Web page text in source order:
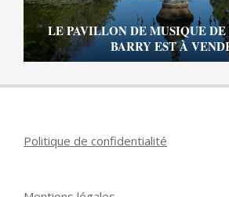
LE PAVILLON DE MUSIQUE
BARRY EST À
Politique de confidentialité